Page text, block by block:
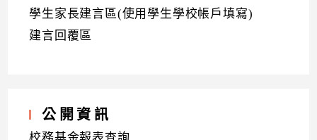
學生家長建言區(使用學生學校帳戶填寫)
建言回覆區
公開資訊